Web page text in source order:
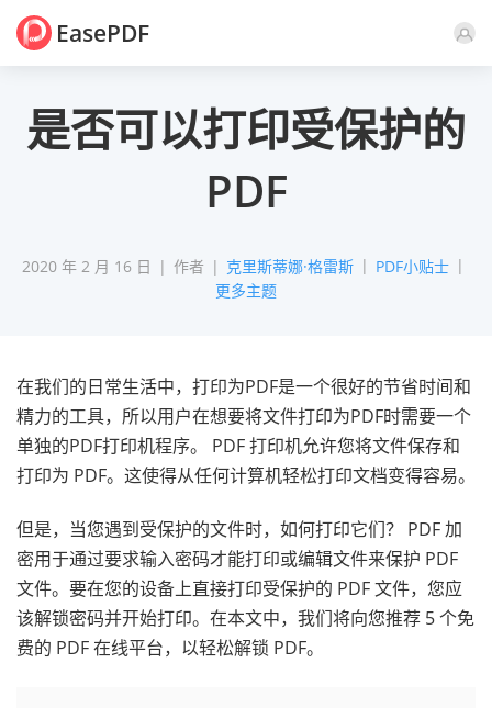
EasePDF
是否可以打印受保护的
PDF
2020 年 2 月 16 日 作者 克里斯蒂娜·格雷斯
PDF小贴士
更多主题
评论
在我们的日常生活中，打印为PDF是一个很好的节省时间和
精力的工具，所以用户在想要将文件打印为PDF时需要一个
单独的PDF打印机程序。 PDF 打印机允许您将文件保存和
打印为 PDF。这使得从任何计算机轻松打印文档变得容易。
但是，当您遇到受保护的文件时，如何打印它们？ PDF 加
密用于通过要求输入密码才能打印或编辑文件来保护 PDF
文件。要在您的设备上直接打印受保护的 PDF 文件，您应
该解锁密码并开始打印。在本文中，我们将向您推荐 5 个免
费的 PDF 在线平台，以轻松解锁 PDF。